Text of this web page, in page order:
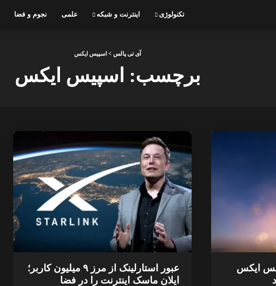
تکنولوژی اینترنت و شبکه علمی نجوم و فضا
آی تی پالس > اسپیس ایکس
برچسب: اسپیس ایکس
ایکس
عبور استارلینک از مرز ۹ میلیون کاربر؛
ایلان ماسک اینترنت را در فضا